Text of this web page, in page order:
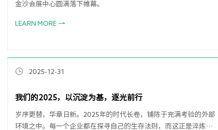
金沙会展中心圆满落下帷幕。
LEARN MORE
2025-12-31
我们的2025，以沉淀为基，逐光前行
岁序更替，华章日新。2025年的时代长卷，铺陈于充满考验的外部
环境之中。每一个企业都在探寻自己的生存法则，而这正是淬炼内